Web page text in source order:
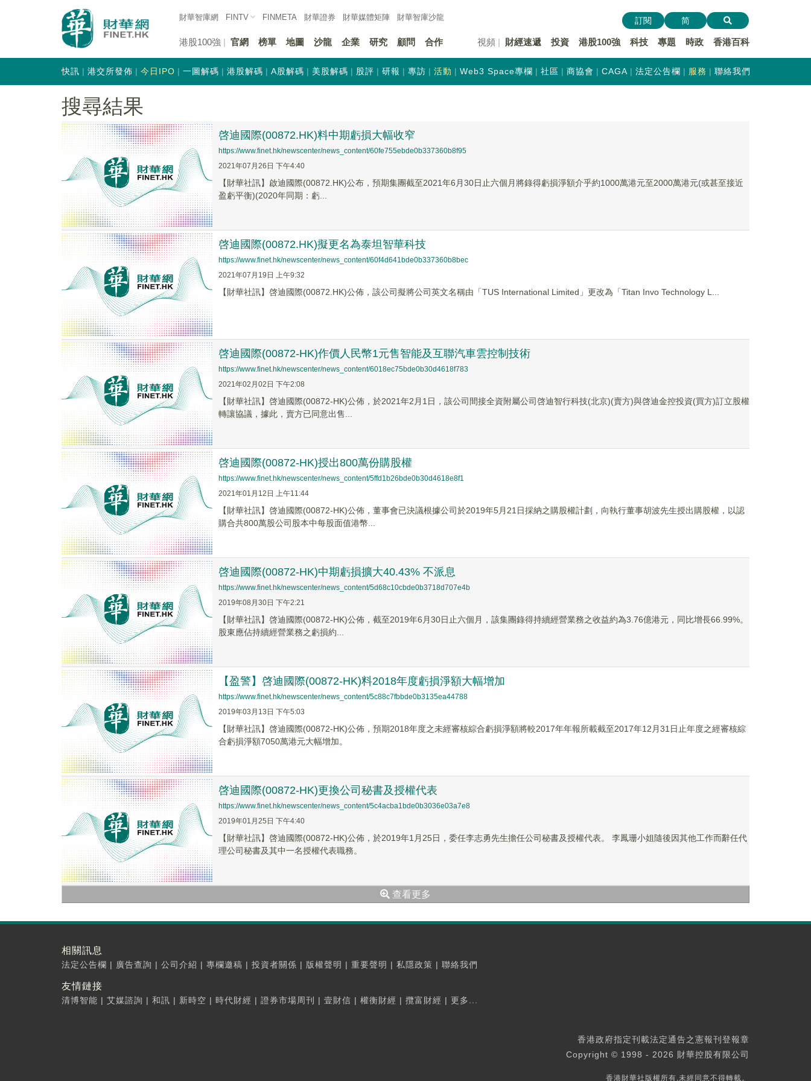
財華智庫網 FINTV FINMETA 財華證券 財華媒體矩陣 財華智庫沙龍
港股100強 官網 榜單 地圖 沙龍 企業 研究 顧問 合作 視頻 財經速遞 投資 港股100強 科技 專題 時政 香港百科
訂閱 简
快訊 港交所發佈 今日IPO 一圖解碼 港股解碼 A股解碼 美股解碼 股評 研報 專訪 活動 Web3 Space專欄 社區 商協會 CAGA 法定公告欄 服務 聯絡我們
搜尋結果
啓迪國際(00872.HK)料中期虧損大幅收窄
https://www.finet.hk/newscenter/news_content/60fe755ebde0b337360b8f95
2021年07月26日 下午4:40
【財華社訊】啟迪國際(00872.HK)公布，預期集團截至2021年6月30日止六個月將錄得虧損淨額介乎約1000萬港元至2000萬港元(或甚至接近
盈虧平衡)(2020年同期：虧...
啓迪國際(00872.HK)擬更名為泰坦智華科技
https://www.finet.hk/newscenter/news_content/60f4d641bde0b337360b8bec
2021年07月19日 上午9:32
【財華社訊】啓迪國際(00872.HK)公佈，該公司擬將公司英文名稱由「TUS International Limited」更改為「Titan Invo Technology L...
啓迪國際(00872-HK)作價人民幣1元售智能及互聯汽車雲控制技術
https://www.finet.hk/newscenter/news_content/6018ec75bde0b30d4618f783
2021年02月02日 下午2:08
【財華社訊】啓迪國際(00872-HK)公佈，於2021年2月1日，該公司間接全資附屬公司啓迪智行科技(北京)(賣方)與啓迪金控投資(買方)訂立股權
轉讓協議，據此，賣方已同意出售...
啓迪國際(00872-HK)授出800萬份購股權
https://www.finet.hk/newscenter/news_content/5ffd1b26bde0b30d4618e8f1
2021年01月12日 上午11:44
【財華社訊】啓迪國際(00872-HK)公佈，董事會已決議根據公司於2019年5月21日採納之購股權計劃，向執行董事胡波先生授出購股權，以認
購合共800萬股公司股本中每股面值港幣...
啓迪國際(00872-HK)中期虧損擴大40.43% 不派息
https://www.finet.hk/newscenter/news_content/5d68c10cbde0b3718d707e4b
2019年08月30日 下午2:21
【財華社訊】啓迪國際(00872-HK)公佈，截至2019年6月30日止六個月，該集團錄得持續經營業務之收益約為3.76億港元，同比增長66.99%。
股東應佔持續經營業務之虧損約...
【盈警】啓迪國際(00872-HK)料2018年度虧損淨額大幅增加
https://www.finet.hk/newscenter/news_content/5c88c7fbbde0b3135ea44788
2019年03月13日 下午5:03
【財華社訊】啓迪國際(00872-HK)公佈，預期2018年度之未經審核綜合虧損淨額將較2017年年報所載截至2017年12月31日止年度之經審核綜
合虧損淨額7050萬港元大幅增加。
啓迪國際(00872-HK)更換公司秘書及授權代表
https://www.finet.hk/newscenter/news_content/5c4acba1bde0b3036e03a7e8
2019年01月25日 下午4:40
【財華社訊】啓迪國際(00872-HK)公佈，於2019年1月25日，委任李志勇先生擔任公司秘書及授權代表。 李鳳珊小姐隨後因其他工作而辭任代
理公司秘書及其中一名授權代表職務。
查看更多
相關訊息
法定公告欄 | 廣告查詢 | 公司介紹 | 專欄邀稿 | 投資者關係 | 版權聲明 | 重要聲明 | 私隱政策 | 聯絡我們
友情鏈接
清博智能 | 艾媒諮詢 | 和訊 | 新時空 | 時代財經 | 證券市場周刊 | 壹財信 | 權衡財經 | 攬富財經 | 更多...
香港政府指定刊載法定通告之憲報刊登報章
Copyright © 1998 - 2026 財華控股有限公司
香港財華社版權所有,未經同意不得轉載。